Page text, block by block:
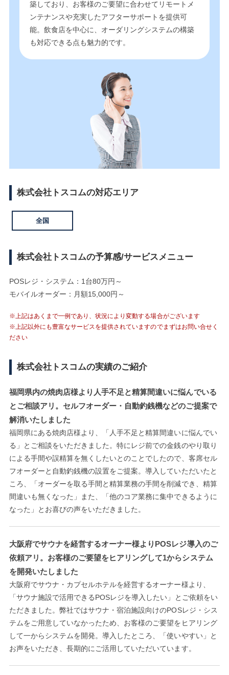
築しており、お客様のご要望に合わせてリモートメ
ンテナンスや充実したアフターサポートを提供可
能。飲食店を中心に、オーダリングシステムの構築
も対応できる点も魅力的です。
株式会社トスコムの対応エリア
全国
株式会社トスコムの予算感/サービスメニュー
POSレジ・システム：1台80万円～
モバイルオーダー：月額15,000円～
※上記はあくまで一例であり、状況により変動する場合がございます
※上記以外にも豊富なサービスを提供されていますのでまずはお問い合せく
ださい
株式会社トスコムの実績のご紹介
福岡県内の焼肉店様より人手不足と精算間違いに悩んでいる
とご相談アリ。セルフオーダー・自動釣銭機などのご提案で
解消いたしました
福岡県にある焼肉店様より、「人手不足と精算間違いに悩んでい
る」とご相談をいただきました。特にレジ前での金銭のやり取り
による手間や誤精算を無くしたいとのことでしたので、客席セル
フオーダーと自動釣銭機の設置をご提案。導入していただいたと
ころ、「オーダーを取る手間と精算業務の手間を削減でき、精算
間違いも無くなった」また、「他のコア業務に集中できるように
なった」とお喜びの声をいただきました。
大阪府でサウナを経営するオーナー様よりPOSレジ導入のご
依頼アリ。お客様のご要望をヒアリングして1からシステム
を開発いたしました
大阪府でサウナ・カプセルホテルを経営するオーナー様より、
「サウナ施設で活用できるPOSレジを導入したい」とご依頼をい
ただきました。弊社ではサウナ・宿泊施設向けのPOSレジ・シス
テムをご用意していなかったため、お客様のご要望をヒアリング
して一からシステムを開発。導入したところ、「使いやすい」と
お声をいただき、長期的にご活用していただいています。